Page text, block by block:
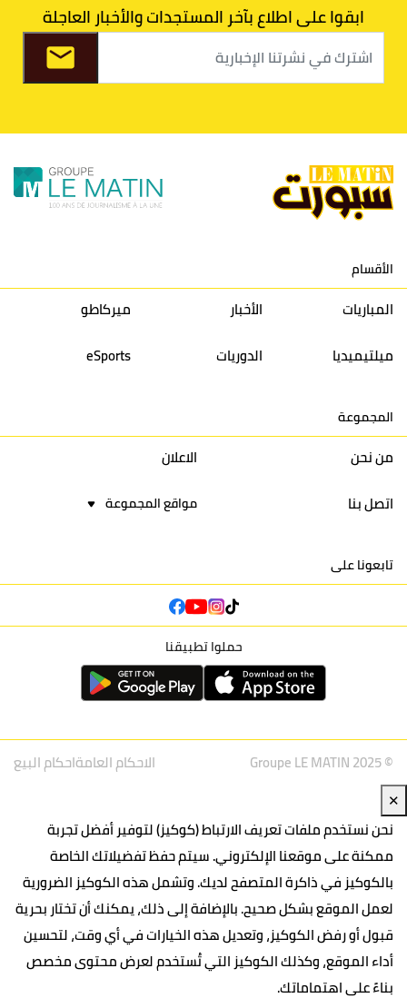
36
37
9 الكوكب المراكشي 30
27
26
36
10 النادي المكناسي 30
24
33
36
11 نادي النهضة زمامرة 30
28
37
33
13 إتحاد تواركة 30
32
40
31
16 نادي أولمبيك آسفي 30
24
42
22
ابقوا على اطلاع بآخر المستجدات والأخبار العاجلة
الأقسام
المباريات الأخبار
ميركاطو
ميلتيميديا
الدوريات eSports
المجموعة
من نحن
الاعلان
اتصل بنا
مواقع المجموعة
تابعونا على
حملوا تطبيقنا
© Groupe LE MATIN 2025 الاحكام العامةاحكام البيع
✕
نحن نستخدم ملفات تعريف الارتباط (كوكيز) لتوفير أفضل تجربة
ممكنة على موقعنا الإلكتروني. سيتم حفظ تفضيلاتك الخاصة
بالكوكيز في ذاكرة المتصفح لديك. وتشمل هذه الكوكيز الضرورية
لعمل الموقع بشكل صحيح. بالإضافة إلى ذلك، يمكنك أن تختار بحرية
قبول أو رفض الكوكيز، وتعديل هذه الخيارات في أي وقت، لتحسين
أداء الموقع، وكذلك الكوكيز التي تُستخدم لعرض محتوى مخصص
بناءً على اهتماماتك.